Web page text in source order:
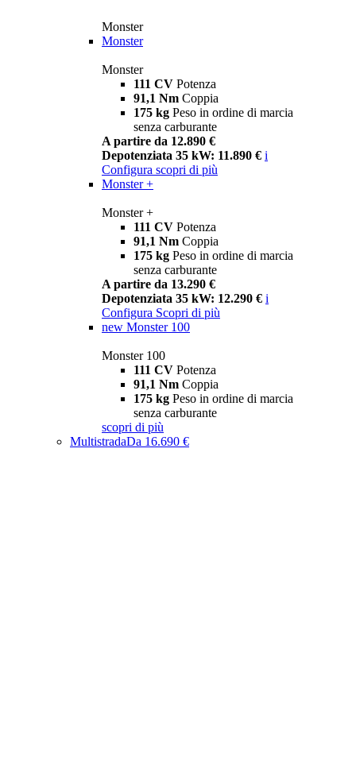
Monster
Monster
Monster
111 CV Potenza
91,1 Nm Coppia
175 kg Peso in ordine di marcia
senza carburante
A partire da 12.890 €
Depotenziata 35 kW: 11.890 € i
Configura scopri di più
Monster +
Monster +
111 CV Potenza
91,1 Nm Coppia
175 kg Peso in ordine di marcia
senza carburante
A partire da 13.290 €
Depotenziata 35 kW: 12.290 € i
Configura Scopri di più
new Monster 100
Monster 100
111 CV Potenza
91,1 Nm Coppia
175 kg Peso in ordine di marcia
senza carburante
scopri di più
MultistradaDa 16.690 €